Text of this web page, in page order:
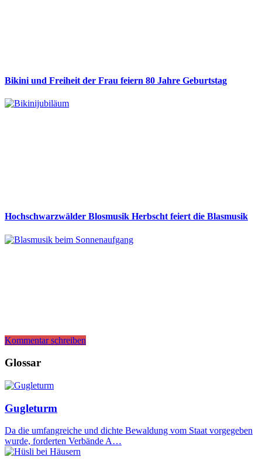
Bikini und Freiheit der Frau feiern 80 Jahre Geburtstag
Hochschwarzwälder Blosmusik Herbscht feiert die Blasmusik
Kommentar schreiben
Glossar
Gugleturm
Da die umfangreiche und dichte Bewaldung vom Staat vorgegeben
wurde, forderten Verbände A…